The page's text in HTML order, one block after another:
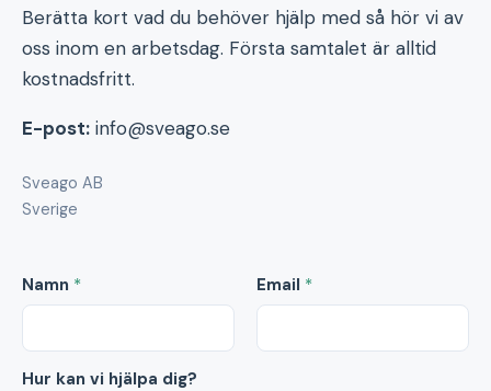
Berätta kort vad du behöver hjälp med så hör vi av
oss inom en arbetsdag. Första samtalet är alltid
kostnadsfritt.
E-post: info@sveago.se
Sveago AB
Sverige
Namn * Email *
Hur kan vi hjälpa dig?